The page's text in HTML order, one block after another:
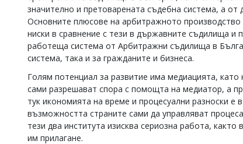
значително и претоварената съдебна система, а от
Основните плюсове на арбитражното
ниски в сравнение с тези в държавните съдилища и
работеща система от Арбитражни съдилища в
система, така и за гражданите и бизнеса.
Голям потенциал за развитие има медиацията,
сами разрешават спора с помощта на медиатор, а
тук икономията на време и процесуални разноски
възможността страните сами да управляват
тези два института изисква сериозна работа,
им прилагане.